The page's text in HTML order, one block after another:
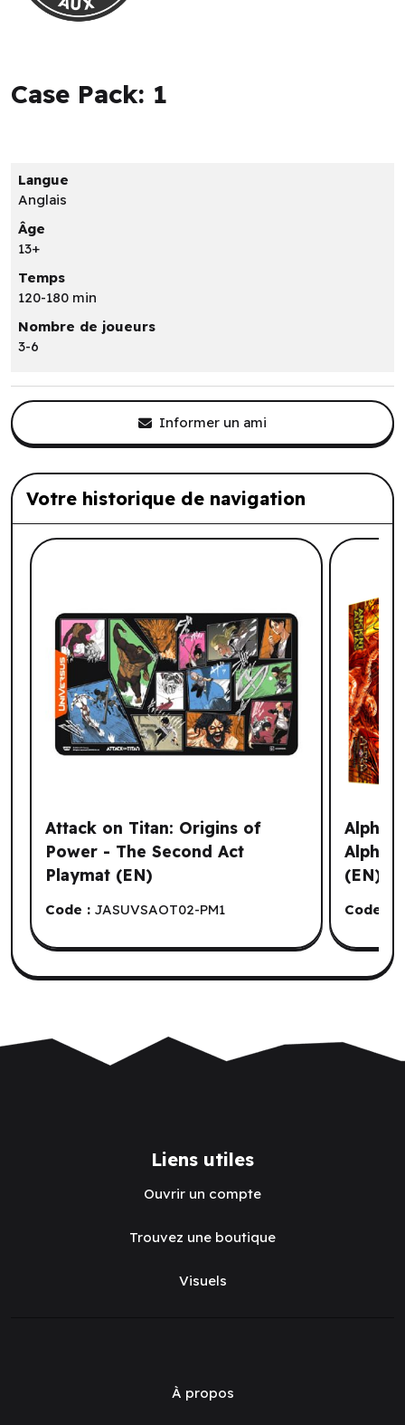
Case Pack: 1
Langue
Anglais
Âge
13+
Temps
120-180 min
Nombre de joueurs
3-6
Informer un ami
Votre historique de navigation
Liste de produits suggérés: Votre
Attack on Titan: Origins of
Power - The Second Act
Playmat (EN)
Code : JASUVSAOT02-PM1
Alpha
Alphas
(EN)
Code :
Liens utiles
Ouvrir un compte
Trouvez une boutique
Visuels
À propos